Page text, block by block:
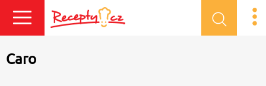
Přihlásit se
Caro